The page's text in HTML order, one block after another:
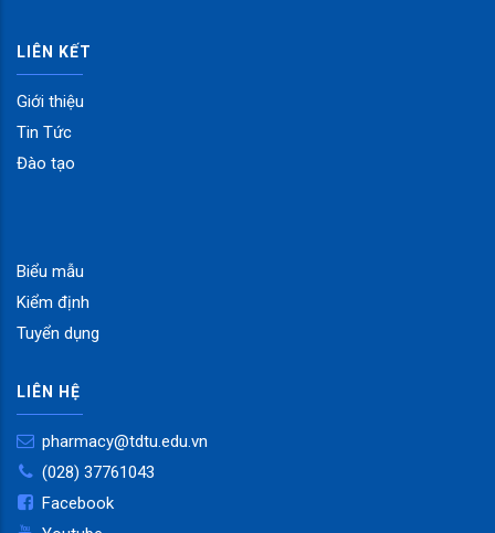
LIÊN KẾT
Giới thiệu
Tin Tức
Đào tạo
Biểu mẫu
Kiểm định
Tuyển dụng
LIÊN HỆ
pharmacy@tdtu.edu.vn
(028) 37761043
Facebook